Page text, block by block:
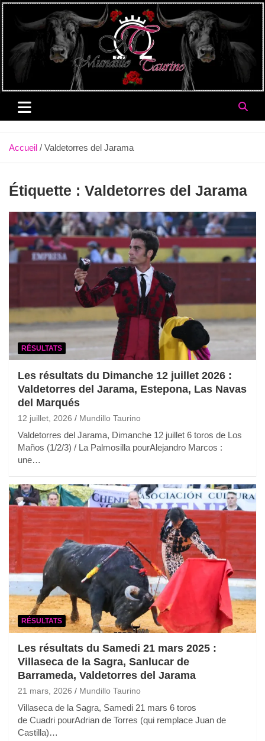
Aller
au
contenu
Accueil Valdetorres del Jarama
Étiquette : Valdetorres del Jarama
RÉSULTATS
Les résultats du Dimanche 12 juillet 2026 :
Valdetorres del Jarama, Estepona, Las Navas
del Marqués
12 juillet, 2026 Mundillo Taurino
Valdetorres del Jarama, Dimanche 12 juillet 6 toros de Los
Maños (1/2/3) / La Palmosilla pourAlejandro Marcos :
une…
RÉSULTATS
Les résultats du Samedi 21 mars 2025 :
Villaseca de la Sagra, Sanlucar de
Barrameda, Valdetorres del Jarama
21 mars, 2026 Mundillo Taurino
Villaseca de la Sagra, Samedi 21 mars 6 toros
de Cuadri pourAdrian de Torres (qui remplace Juan de
Castilla)…